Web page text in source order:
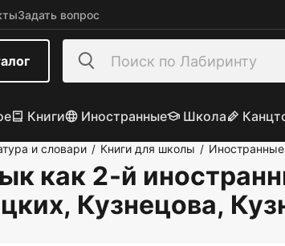
Задать вопрос
Книги Иностранные Школа
и словари / Книги для школы /
как 2-й
Кузнецова,